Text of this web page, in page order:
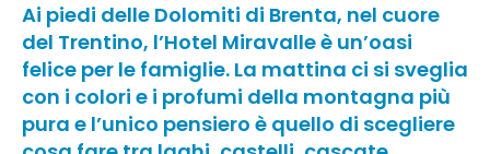
Ai piedi delle Dolomiti di Brenta, nel cuore
del Trentino, l’Hotel Miravalle è un’oasi
felice per le famiglie. La mattina ci si sveglia
con i colori e i profumi della montagna più
pura e l’unico pensiero è quello di scegliere